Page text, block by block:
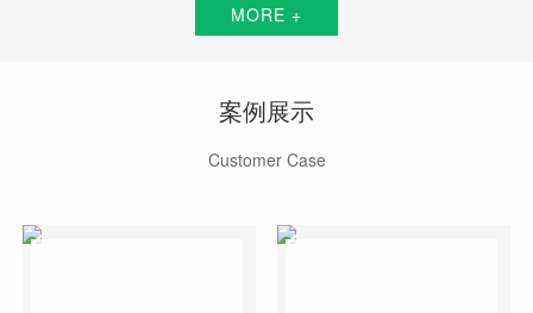
MORE +
案例展示
Customer Case